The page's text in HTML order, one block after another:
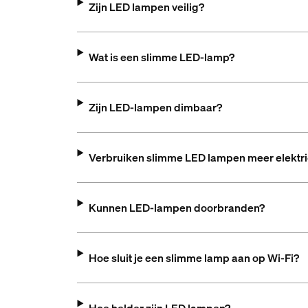
Zijn LED lampen veilig?
Wat is een slimme LED-lamp?
Zijn LED-lampen dimbaar?
Verbruiken slimme LED lampen meer
Kunnen LED-lampen doorbranden?
Hoe sluit je een slimme lamp aan op Wi-Fi?